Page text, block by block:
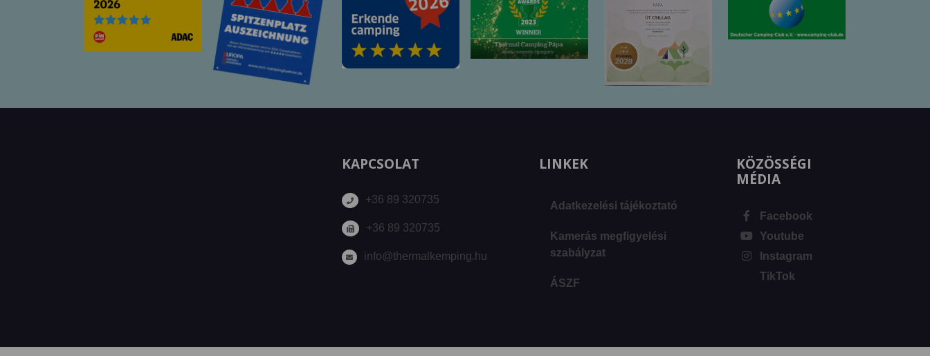
KAPCSOLAT
+36 89 320735
+36 89 320735
info@thermalkemping.hu
LINKEK
Adatkezelési tájékoztató
Kamerás megfigyelési
szabályzat
ÁSZF
KÖZÖSSÉGI
MÉDIA
Facebook
Youtube
Instagram
TikTok